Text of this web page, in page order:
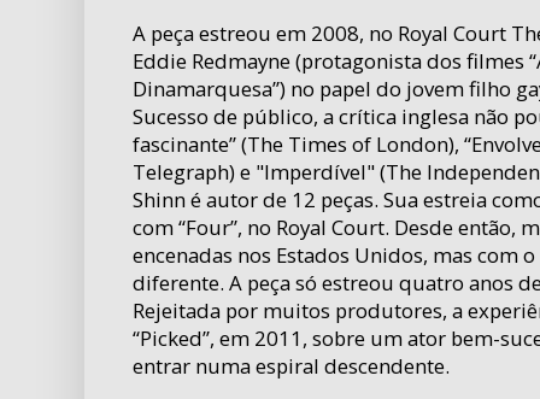
A peça estreou em 2008, no Royal Court
Eddie Redmayne (protagonista dos filmes
Dinamarquesa”) no papel do jovem filho
Sucesso de público, a crítica inglesa não
fascinante” (The Times of London),
Telegraph) e "Imperdível" (The
Shinn é autor de 12 peças. Sua estreia
com “Four”, no Royal Court. Desde então,
encenadas nos Estados Unidos, mas com
diferente. A peça só estreou quatro anos
Rejeitada por muitos produtores, a
“Picked”, em 2011, sobre um ator bem-
entrar numa espiral descendente.